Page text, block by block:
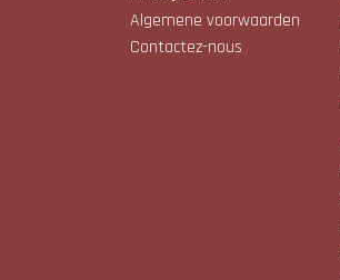
Algemene voorwaarden
Contactez-nous